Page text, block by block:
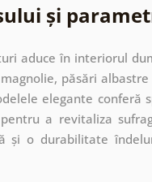
și
aduce în interiorul
păsări
elegante
a revitaliza
și o durabilitate